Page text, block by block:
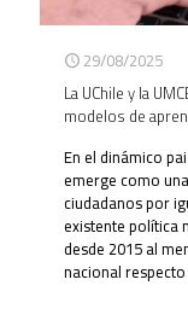
29/08/2025
La UChile y la
modelos de
En el dinámico
emerge como
ciudadanos por
existente política
desde 2015 al
nacional